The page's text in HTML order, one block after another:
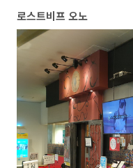
로스트비프 오노